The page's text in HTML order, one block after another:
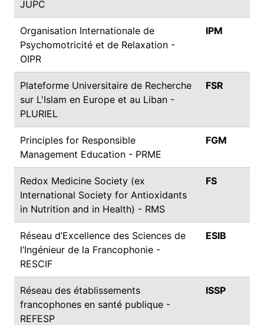
JUPC
Organisation Internationale de
Psychomotricité et de Relaxation -
OIPR
IPM
Plateforme Universitaire de Recherche
sur L'Islam en Europe et au Liban -
PLURIEL
FSR
Principles for Responsible
Management Education - PRME
FGM
Redox Medicine Society (ex
International Society for Antioxidants
in Nutrition and in Health) - RMS
FS
Réseau d’Excellence des Sciences de
l’Ingénieur de la Francophonie -
RESCIF
ESIB
Réseau des établissements
francophones en santé publique -
REFESP
ISSP